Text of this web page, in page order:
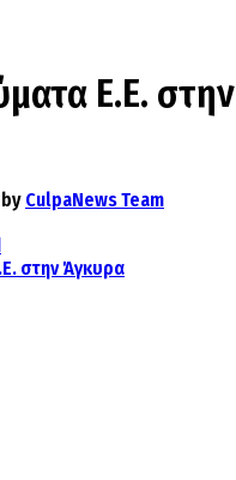
Ε.Ε. στην
by CulpaNews Team